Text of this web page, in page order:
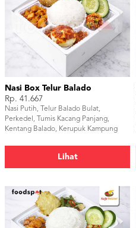
Nasi Box Telur Balado
Rp. 41.667
Nasi Putih, Telur Balado Bulat,
Perkedel, Tumis Kacang Panjang,
Kentang Balado, Kerupuk Kampung
Lihat